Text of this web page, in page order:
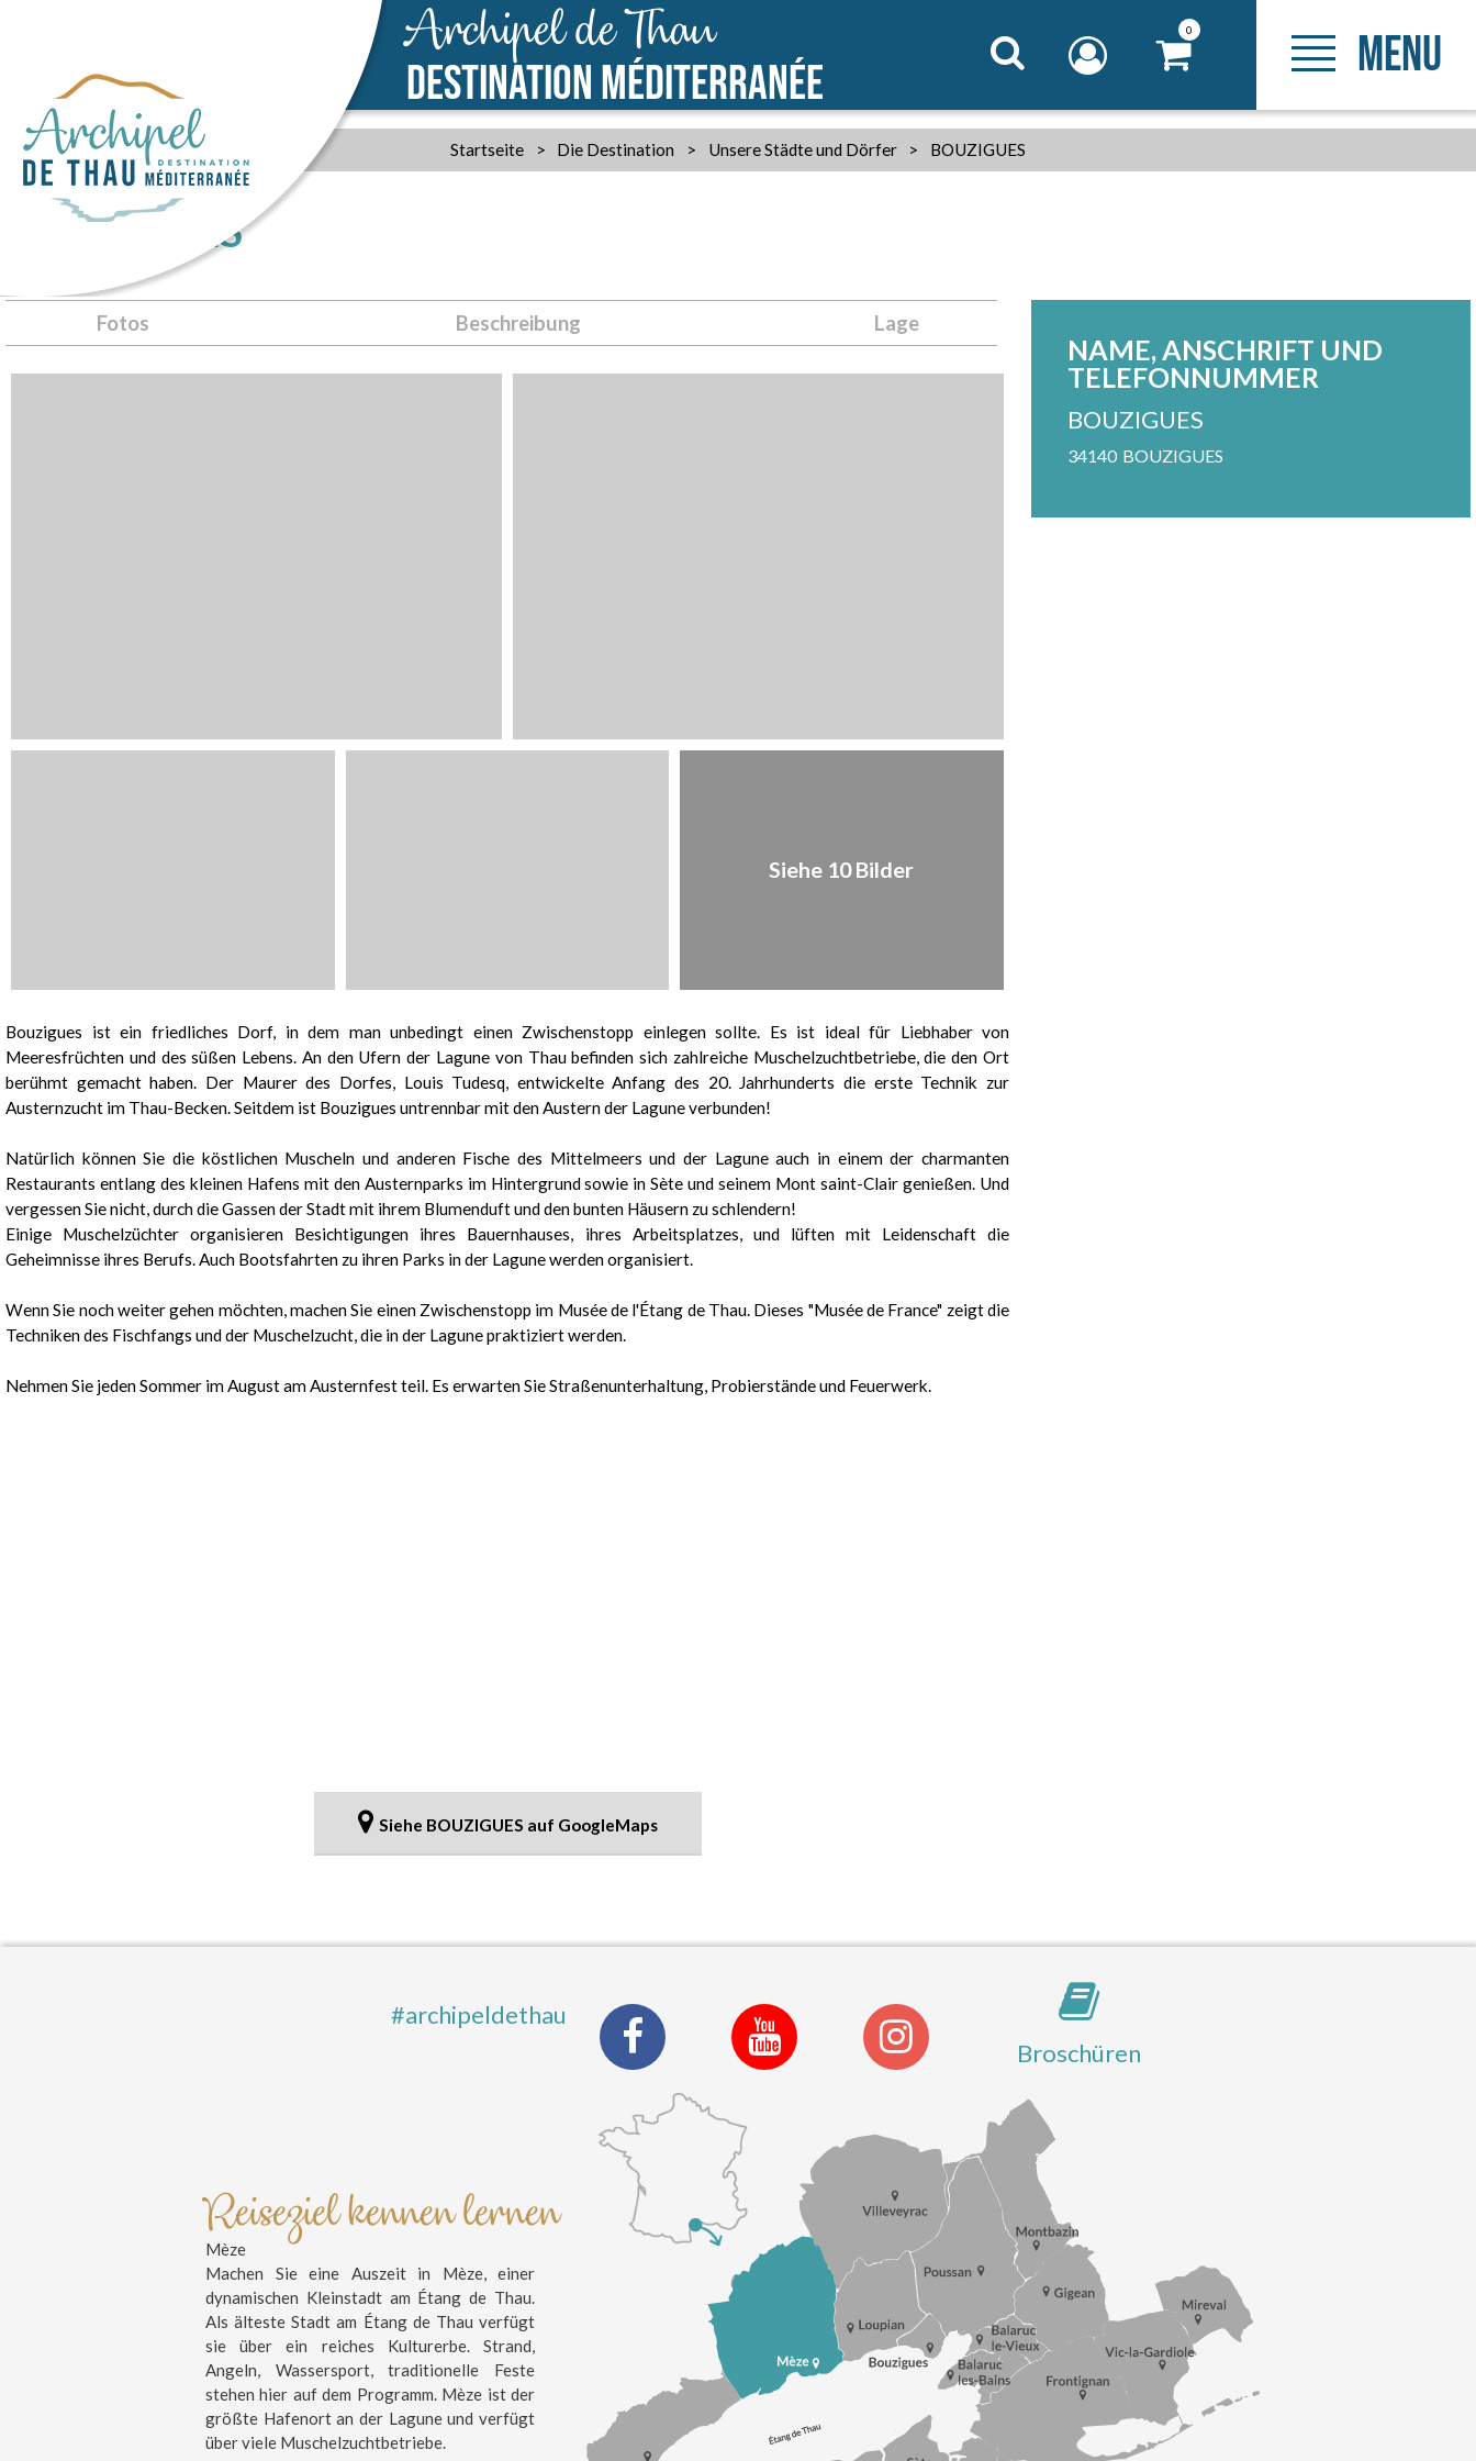
Archipel de Thau
DESTINATION MÉDITERRANÉE
0 MENU
Startseite > Die Destination > Unsere Städte und Dörfer > BOUZIGUES
BOUZIGUES
Fotos Beschreibung Lage
Siehe 10 Bilder
NAME, ANSCHRIFT UND
TELEFONNUMMER
BOUZIGUES
34140 BOUZIGUES
Präsentation
Bouzigues ist ein friedliches Dorf, in dem man unbedingt einen Zwischenstopp einlegen sollte. Es ist ideal für Liebhaber von
Meeresfrüchten und des süßen Lebens. An den Ufern der Lagune von Thau befinden sich zahlreiche Muschelzuchtbetriebe, die den Ort
berühmt gemacht haben. Der Maurer des Dorfes, Louis Tudesq, entwickelte Anfang des 20. Jahrhunderts die erste Technik zur
Austernzucht im Thau-Becken. Seitdem ist Bouzigues untrennbar mit den Austern der Lagune verbunden!
Natürlich können Sie die köstlichen Muscheln und anderen Fische des Mittelmeers und der Lagune auch in einem der charmanten
Restaurants entlang des kleinen Hafens mit den Austernparks im Hintergrund sowie in Sète und seinem Mont saint-Clair genießen. Und
vergessen Sie nicht, durch die Gassen der Stadt mit ihrem Blumenduft und den bunten Häusern zu schlendern!
Einige Muschelzüchter organisieren Besichtigungen ihres Bauernhauses, ihres Arbeitsplatzes, und lüften mit Leidenschaft die
Geheimnisse ihres Berufs. Auch Bootsfahrten zu ihren Parks in der Lagune werden organisiert.
Wenn Sie noch weiter gehen möchten, machen Sie einen Zwischenstopp im Musée de l'Étang de Thau. Dieses "Musée de France" zeigt die
Techniken des Fischfangs und der Muschelzucht, die in der Lagune praktiziert werden.
Nehmen Sie jeden Sommer im August am Austernfest teil. Es erwarten Sie Straßenunterhaltung, Probierstände und Feuerwerk.
Siehe BOUZIGUES auf GoogleMaps
#archipeldethau
Broschüren
Reiseziel kennen lernen
Mèze
Machen Sie eine Auszeit in Mèze, einer
dynamischen Kleinstadt am Étang de Thau.
Als älteste Stadt am Étang de Thau verfügt
sie über ein reiches Kulturerbe. Strand,
Angeln, Wassersport, traditionelle Feste
stehen hier auf dem Programm. Mèze ist der
größte Hafenort an der Lagune und verfügt
über viele Muschelzuchtbetriebe.